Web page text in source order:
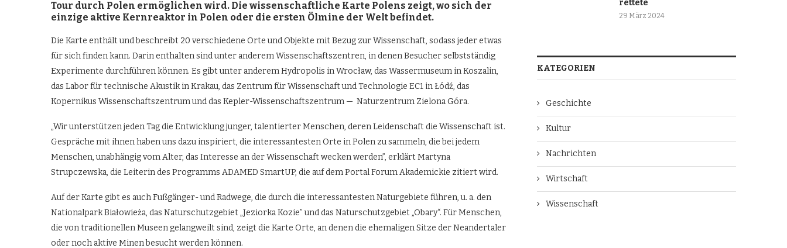
Tour durch Polen ermöglichen wird. Die wissenschaftliche Karte Polens zeigt, wo sich der
einzige aktive Kernreaktor in Polen oder die ersten Ölmine der Welt befindet.
Die Karte enthält und beschreibt 20 verschiedene Orte und Objekte mit Bezug zur Wissenschaft, sodass jeder etwas
für sich finden kann. Darin enthalten sind unter anderem Wissenschaftszentren, in denen Besucher selbstständig
Experimente durchführen können. Es gibt unter anderem Hydropolis in Wrocław, das Wassermuseum in Koszalin,
das Labor für technische Akustik in Krakau, das Zentrum für Wissenschaft und Technologie EC1 in Łódź, das
Kopernikus Wissenschaftszentrum und das Kepler-Wissenschaftszentrum — Naturzentrum Zielona Góra.
„Wir unterstützen jeden Tag die Entwicklung junger, talentierter Menschen, deren Leidenschaft die Wissenschaft ist.
Gespräche mit ihnen haben uns dazu inspiriert, die interessantesten Orte in Polen zu sammeln, die bei jedem
Menschen, unabhängig vom Alter, das Interesse an der Wissenschaft wecken werden”, erklärt Martyna
Strupczewska, die Leiterin des Programms ADAMED SmartUP, die auf dem Portal Forum Akademickie zitiert wird.
Auf der Karte gibt es auch Fußgänger- und Radwege, die durch die interessantesten Naturgebiete führen, u. a. den
Nationalpark Białowieża, das Naturschutzgebiet „Jeziorka Kozie” und das Naturschutzgebiet „Obary“. Für Menschen,
die von traditionellen Museen gelangweilt sind, zeigt die Karte Orte, an denen die ehemaligen Sitze der Neandertaler
oder noch aktive Minen besucht werden können.
rettete
29 März 2024
KATEGORIEN
Geschichte
Kultur
Nachrichten
Wirtschaft
Wissenschaft